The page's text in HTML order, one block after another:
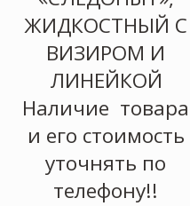
ЖИДКОСТНЫЙ С
ВИЗИРОМ И
ЛИНЕЙКОЙ
Наличие товара
и его стоимость
уточнять по
телефону!!